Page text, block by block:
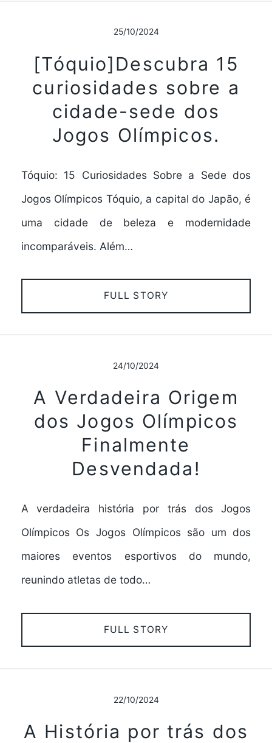
25/10/2024
[Tóquio]Descubra 15
curiosidades sobre a
cidade-sede dos
Jogos Olímpicos.
Tóquio: 15 Curiosidades Sobre a Sede dos
Jogos Olímpicos Tóquio, a capital do Japão, é
uma cidade de beleza e modernidade
incomparáveis. Além…
FULL STORY
24/10/2024
A Verdadeira Origem
dos Jogos Olímpicos
Finalmente
Desvendada!
A verdadeira história por trás dos Jogos
Olímpicos Os Jogos Olímpicos são um dos
maiores eventos esportivos do mundo,
reunindo atletas de todo…
FULL STORY
22/10/2024
A História por trás dos